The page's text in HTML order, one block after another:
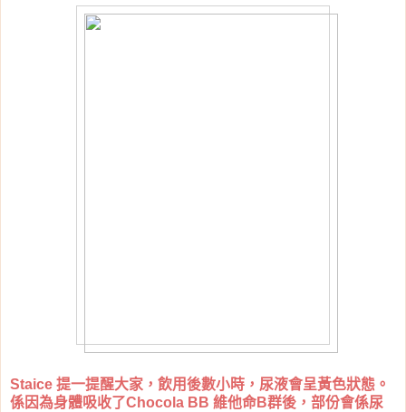
Staice 提一提醒大家，飲用後數小時，尿液會呈黃色狀態。
係因為身體吸收了Chocola BB 維他命B群後，部份會係尿